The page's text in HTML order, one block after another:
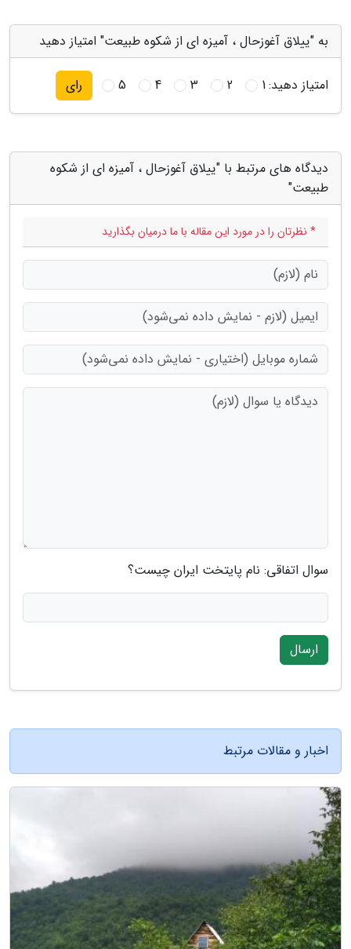
به "ییلاق آغوزحال ، آمیزه ای از شکوه طبیعت" امتیاز دهید
امتیاز دهید:1
2
3
4
5 رای
دیدگاه های مرتبط با "ییلاق آغوزحال ، آمیزه ای از شکوه
طبیعت"
* نظرتان را در مورد این مقاله با ما درمیان بگذارید
سوال اتفاقی: نام پایتخت ایران چیست؟
ارسال
اخبار و مقالات مرتبط